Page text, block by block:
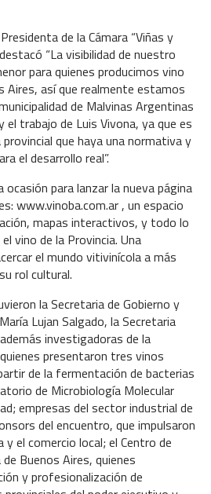
de la Cámara “Viñas y
“La visibilidad de nuestro
para quienes producimos vino
Aires, así que realmente estamos
de Malvinas Argentinas
el trabajo de Luis Vivona, ya que es
que haya una normativa y
el desarrollo real”.
para lanzar la nueva página
www.vinoba.com.ar , un espacio
mapas interactivos, y todo lo
vino de la Provincia. Una
el mundo vitivinícola a más
rol cultural.
la Secretaria de Gobierno y
Lujan Salgado, la Secretaria
investigadoras de la
presentaron tres vinos
de la fermentación de bacterias
de Microbiología Molecular
empresas del sector industrial de
del encuentro, que impulsaron
y el comercio local; el Centro de
Buenos Aires, quienes
y profesionalización de